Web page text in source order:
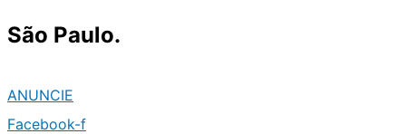
São Paulo.
ANUNCIE
Facebook-f